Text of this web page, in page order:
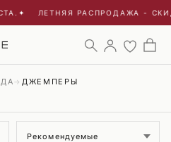
ЛЕТНЯЯ РАСПРОДАЖА -
→ ДЖЕМПЕРЫ